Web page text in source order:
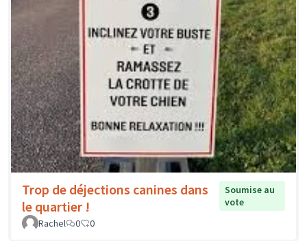
Trop de déjections canines dans
le quartier !
Soumise au
vote
Rachel
0 0